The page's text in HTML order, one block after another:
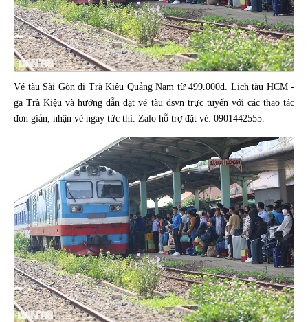
Vé tàu Sài Gòn đi Trà Kiệu Quảng Nam từ 499.000đ. Lịch tàu HCM -
ga Trà Kiệu và hướng dẫn đặt vé tàu dsvn trực tuyến với các thao tác
đơn giản, nhận vé ngay tức thì. Zalo hỗ trợ đặt vé: 0901442555.